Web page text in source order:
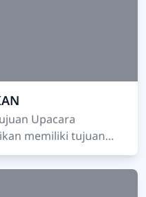
dan pengesahan